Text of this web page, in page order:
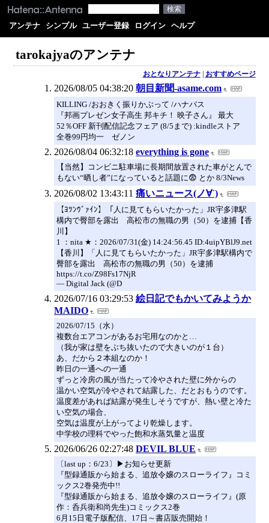
アンテナ シンプル ユーザー登録 ログイン ヘルプ
tarokajyaのアンテナ
おとなりアンテナ| おすすめページ
2026/08/05 04:38:20 朝目新聞-asame.com
KILLING /おおきく振りかぶって /ハナバス
『邦画プレゼン女子高生 邦キチ！ 映子さん』 最大
52％OFF 新刊配信記念フェア (8/5まで) :kindleストア
全巻99円均一 ゼノン
2026/08/04 06:32:18 everything is gone
【当然】コンビニ駐車場に長期間放置された車がとんで
もない“晒し者”になっていると話題に😨 とか 8/3News
2026/08/02 13:43:11 痛いニュース(ノ∀`)
【ﾖﾂﾝｳﾞｧｲﾝ】「人に見てもらいたかった」JR宇多津駅
構内で臀部を露出 高松市の無職の男（50）を逮捕【香
川】
1 ：nita ★：2026/07/31(金) 14:24:56.45 ID:4uipYBlJ9.net
【香川】「人に見てもらいたかった」JR宇多津駅構内で
臀部を露出 高松市の無職の男（50）を逮捕
https://t.co/Z98Fs17NjR
— Digital Jack (@D
2026/07/16 03:29:53 絵日記でもかいてみようか
MAIDO
2026/07/15（水）
複数台エアコンがあるお宅用なのかと…
（我が家は壁をぶち抜いたので大きいのが１台）
あ、だから２本組なのか！
昨日の一通への一通
ずっと冷房の風が当たって冷やされた壁に外からの
温かい空気が冷やされて結露した、だとおもうのです。
温度差があれば結露が発生しそうですが、熱い壁と冷た
い空気の場合、
空気は温度が上がってより乾燥します。
中学校の理科でやった飽和水蒸気量と温度
2026/06/26 02:27:48 DEVIL BLUE
〔last up：6/23〕▶お知らせ更新
『型録通販から始まる、追放令嬢のスローライフ』コミ
ックス2巻発売中!!
『型録通販から始まる、追放令嬢のスローライフ』(原
作：呑兵衛和尚先生)コミックス2巻
6月15日電子版配信、17日～書店販売開始！